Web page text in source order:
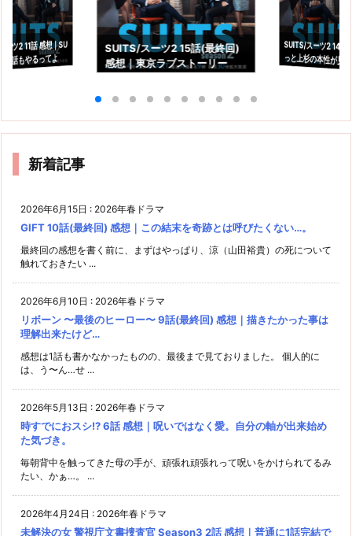
ツ2 11話 感想｜SU
4話もやるってよ
SUITS/スーツ2 15話(最終回)
感想｜東京ラブストーリー
SUITS/スーツ2 14話
っと上杉の本性が
た。
新着記事
2026年6月15日 : 2026年春ドラマ
GIFT 10話(最終回) 感想｜この結末を奇跡とは呼びたくない…。
最終回の感想を書く前に、まずはやっぱり、涼（山田裕貴）の死について
触れておきたい ...
2026年6月10日 : 2026年春ドラマ
リボーン 〜最後のヒーロー〜 9話(最終回) 感想｜描きたかった事は
理解出来たけど…
感想は1話も書かなかったものの、最後まで見ておりました。 個人的に
は、う〜ん…せ ...
2026年5月13日 : 2026年春ドラマ
時すでにおスシ!? 6話 感想｜呪いではなく愛。自分の軸が出来始め
た気づき。
毎朝背中を触ってきた母の手が、頑張れ頑張れって呪いをかけられてるみ
たい、かぁ…。 ...
2026年4月24日 : 2026年春ドラマ
未解決の女 警視庁文書捜査官 Season3 2話 感想｜普通に1話完結で